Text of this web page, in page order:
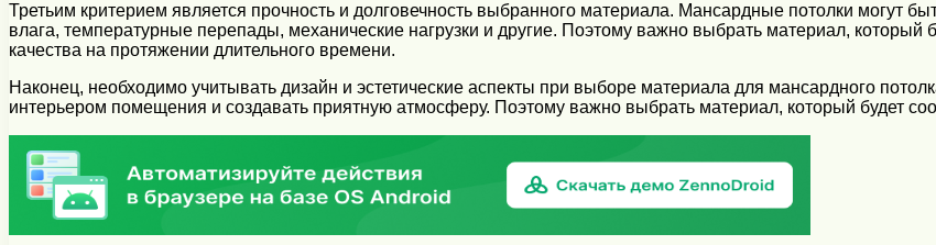
Третьим критерием является прочность и долговечность выбранного материала. Мансардные потолки могут
влага, температурные перепады, механические нагрузки и другие. Поэтому важно выбрать материал, который
качества на протяжении длительного времени.
Наконец, необходимо учитывать дизайн и эстетические аспекты при выборе материала для мансардного
интерьером помещения и создавать приятную атмосферу. Поэтому важно выбрать материал, который будет